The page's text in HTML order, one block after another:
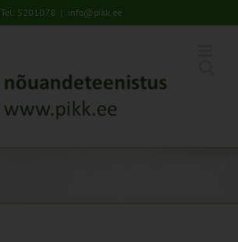
Tel: 5201078 | info@pikk.ee